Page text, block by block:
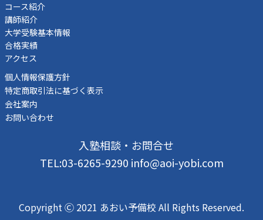
コース紹介
講師紹介
大学受験基本情報
合格実績
アクセス
個人情報保護方針
特定商取引法に基づく表示
会社案内
お問い合わせ
入塾相談・お問合せ
TEL:03-6265-9290 info@aoi-yobi.com
Copyright Ⓒ 2021 あおい予備校 All Rights Reserved.